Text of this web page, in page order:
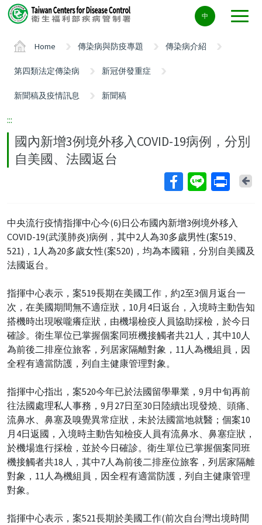
Center
block
中
Home 傳染病與防疫專題 傳染病介紹
第四類法定傳染病 新冠併發重症
新聞稿及疫情訊息 新聞稿
:::
國內新增3例境外移入COVID-19病例，分別
自美國、法國返台
中央流行疫情指揮中心今(6)日公布國內新增3例境外移入
COVID-19(武漢肺炎)病例，其中2人為30多歲男性(案519、
521)，1人為20多歲女性(案520)，均為本國籍，分別自美國及
法國返台。
指揮中心表示，案519長期在美國工作，約2至3個月返台一
次，在美國期間無不適症狀，10月4日返台，入境時主動告知
搭機時出現喉嚨癢症狀，由機場檢疫人員協助採檢，於今日
確診。衛生單位已掌握個案同班機接觸者共21人，其中10人
為前後二排座位旅客，列居家隔離對象，11人為機組員，因
全程有適當防護，列自主健康管理對象。
指揮中心指出，案520今年已於法國留學畢業，9月中旬再前
往法國處理私人事務，9月27日至30日陸續出現發燒、頭痛、
流鼻水、鼻塞及嗅覺異常症狀，未於法國當地就醫；個案10
月4日返國，入境時主動告知檢疫人員有流鼻水、鼻塞症狀，
於機場進行採檢，並於今日確診。衛生單位已掌握個案同班
機接觸者共18人，其中7人為前後二排座位旅客，列居家隔離
對象，11人為機組員，因全程有適當防護，列自主健康管理
對象。
指揮中心表示，案521長期於美國工作(前次自台灣出境時間